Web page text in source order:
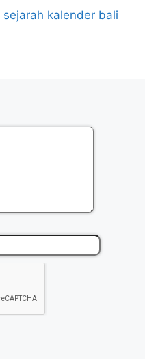
sejarah kalender bali
Surel